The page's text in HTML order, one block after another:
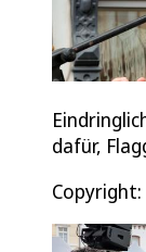
dafür,